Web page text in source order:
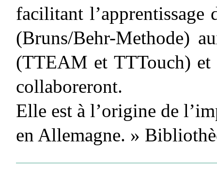
facilitant
(Bruns/Behr-Methode)
(TTEAM et TTTouch) et
collaboreront.
Elle est à l’origine de
en Allemagne. »